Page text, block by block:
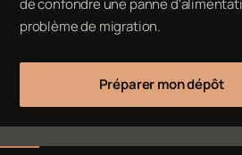
de confondre une panne
problème de migration.
Préparer mon dépôt